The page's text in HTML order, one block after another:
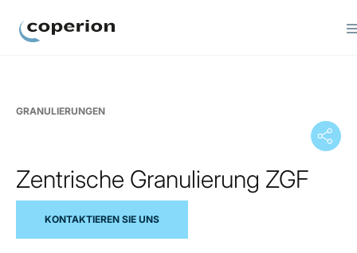
GRANULIERUNGEN
Zentrische Granulierung ZGF
KONTAKTIEREN SIE UNS